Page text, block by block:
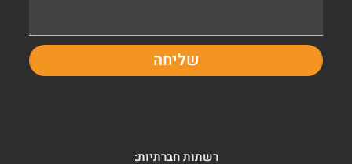
שליחה
רשתות חברתיות: